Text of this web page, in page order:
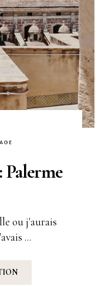
Palerme
ou j'aurais
...